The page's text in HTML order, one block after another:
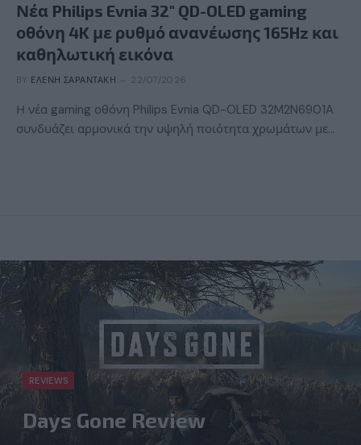
Νέα Philips Evnia 32″ QD-OLED gaming
οθόνη 4K με ρυθμό ανανέωσης 165Hz και
καθηλωτική εικόνα
BY ΕΛΈΝΗ ΣΑΡΑΝΤΆΚΗ 22/07/2026
Η νέα gaming οθόνη Philips Evnia QD-OLED 32M2N6901A
συνδυάζει αρμονικά την υψηλή ποιότητα χρωμάτων με…
REVIEWS
Days Gone Review